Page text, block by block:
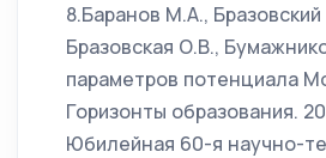
8.Баранов М.А., Бразовский
Бразовская О.В.,
параметров потенциала
Горизонты образования.
Юбилейная 60-я научно-